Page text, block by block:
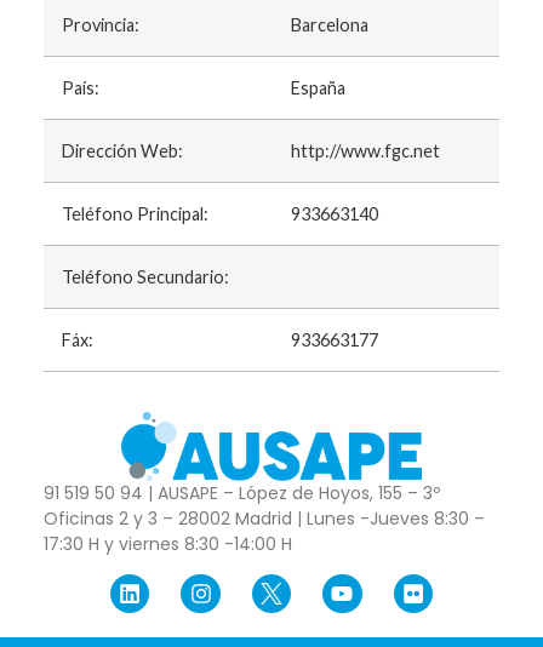
Provincia: Barcelona
País: España
Dirección Web: http://www.fgc.net
Teléfono Principal: 933663140
Teléfono Secundario:
Fáx: 933663177
91 519 50 94 | AUSAPE – López de Hoyos, 155 – 3º
Oficinas 2 y 3 – 28002 Madrid | Lunes -Jueves 8:30 –
17:30 H y viernes 8:30 -14:00 H